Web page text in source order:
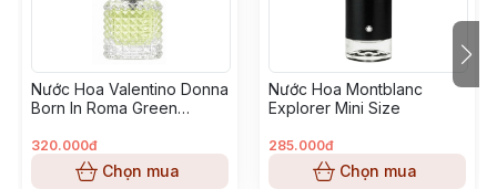
Chai nước hoa được thiết kế như một viên ngọc tím
huyền bí, mang dáng dấp của một lá bùa hộ mệnh, gợi
liên tưởng đến đá triết gia hay một bảo vật kỳ bí.
Alien là sự lựa chọn hoàn hảo cho những người phụ nữ
muốn thể hiện vẻ đẹp bí ẩn và quyến rũ. Mùi hương
này phù hợp cho các buổi tối đặc biệt, nơi bạn muốn
Nước Hoa Valentino Donna
Born In Roma Green
320.000đ
Chọn mua
Nước Hoa Montblanc
Explorer Mini Size
285.000đ
Chọn mua